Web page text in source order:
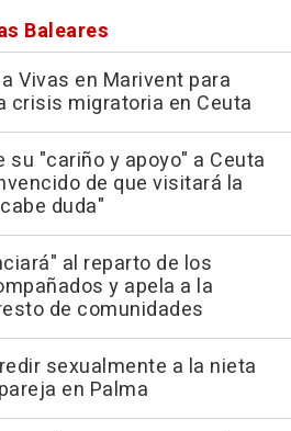
Baleares
Vivas en Marivent para
crisis migratoria en Ceuta
su "cariño y apoyo" a Ceuta
de que visitará la
duda"
al reparto de los
y apela a la
de comunidades
sexualmente a la nieta
en Palma